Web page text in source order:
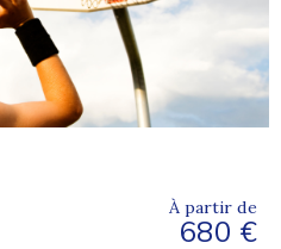
À partir de
680 €